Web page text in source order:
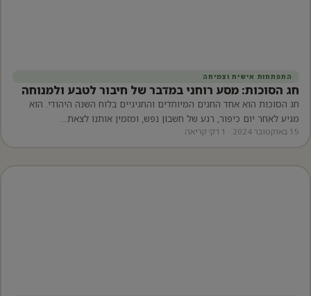
התפתחות אישית וצמיחה
חג הסוכות: מסע רוחני במדבר של חיבור לטבע ולמנוחה
חג הסוכות הוא אחד החגים המיוחדים והחגיגיים בלוח השנה היהודי. הוא
מגיע לאחר יום כיפור, רגע של חשבון נפש, ומזמין אותנו לצאת…
15 באוקטובר 2024 · 1 דק׳ קריאה